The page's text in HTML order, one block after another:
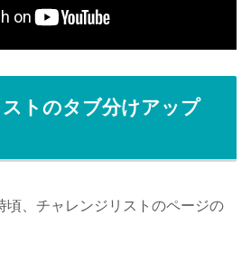
トのタブ分けアップ
頃、チャレンジリストのページの